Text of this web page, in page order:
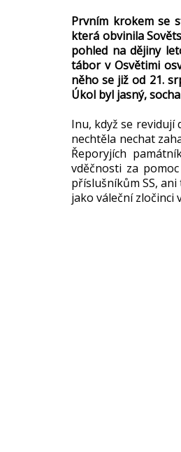
Prvním krokem se
která obvinila
pohled na dějiny
tábor v Osvětimi
něho se již od 21.
Úkol byl jasný,
Inu, když se revidují
nechtěla nechat
Řeporyjích
vděčnosti za
příslušníkům SS,
jako váleční zločinci